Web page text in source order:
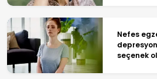
Nefes
seçenek